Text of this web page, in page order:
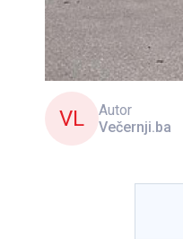
VL
Autor
Večernji.ba